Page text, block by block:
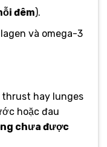
đêm).
và omega-3
hay lunges
hoặc đau
chưa được